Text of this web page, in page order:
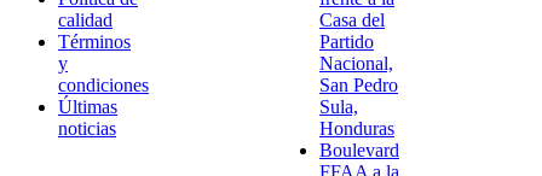
calidad
Términos
y
condiciones
Últimas
noticias
Casa del
Partido
Nacional,
San Pedro
Sula,
Honduras
Boulevard
FFAA a la